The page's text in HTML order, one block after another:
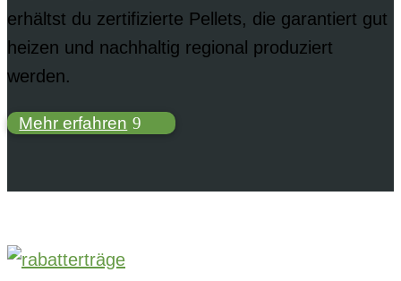
erhältst du zertifizierte Pellets, die garantiert gut
heizen und nachhaltig regional produziert
werden.
Mehr erfahren